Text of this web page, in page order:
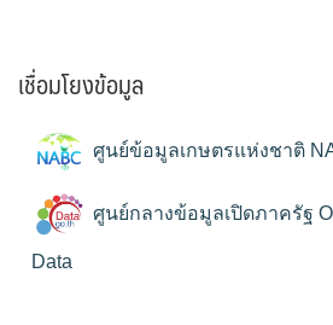
เชื่อมโยงข้อมูล
ศูนย์ข้อมูลเกษตรแห่งชาติ
ศูนย์กลางข้อมูลเปิดภาครัฐ
Data